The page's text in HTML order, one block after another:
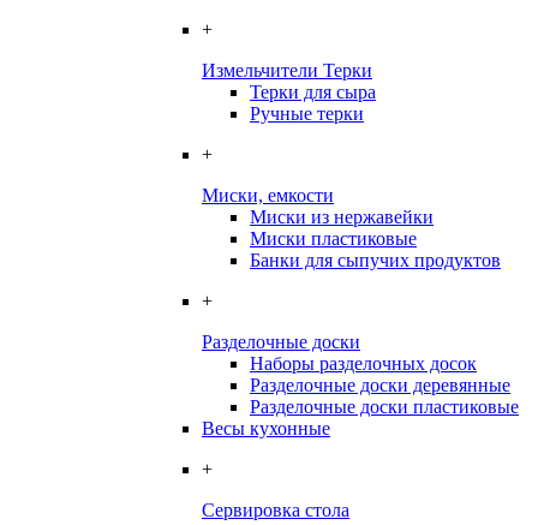
+
Измельчители Терки
Терки для сыра
Ручные терки
+
Миски, емкости
Миски из нержавейки
Миски пластиковые
Банки для сыпучих продуктов
+
Разделочные доски
Наборы разделочных досок
Разделочные доски деревянные
Разделочные доски пластиковые
Весы кухонные
+
Сервировка стола